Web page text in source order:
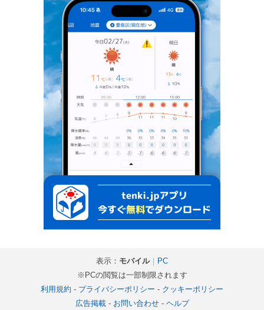
表示： モバイル｜ PC
※PCの閲覧は一部制限されます
利用規約 - プライバシーポリシー - クッキーポリシー
広告掲載- お問い合わせ- ヘルプ